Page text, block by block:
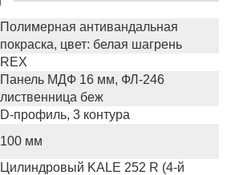
Полимерная антивандальная
покраска, цвет: белая шагрень
REX
Панель МДФ 16 мм, ФЛ-246
лиственница беж
D-профиль, 3 контура
100 мм
Цилиндровый KALE 252 R (4-й